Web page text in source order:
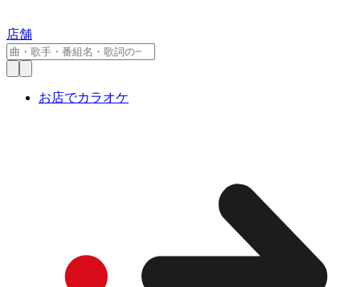
店舗
お店でカラオケ